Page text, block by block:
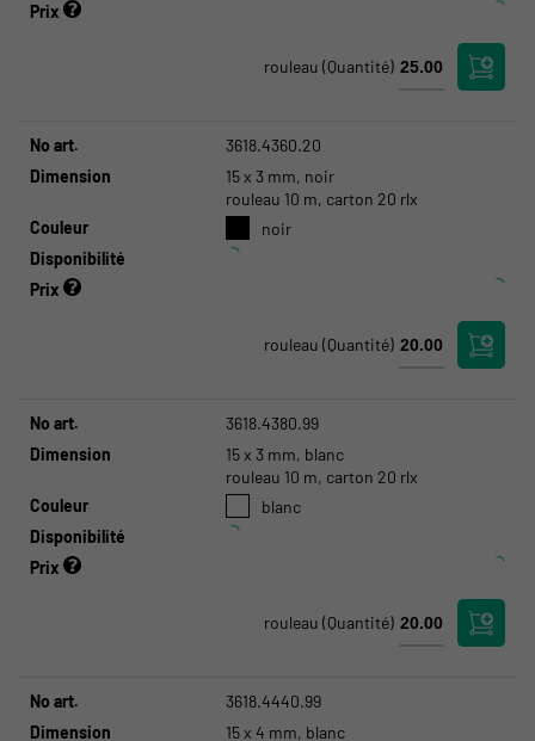
Prix
rouleau (Quantité)
No art.
3618.4360.20
Dimension
15 x 3 mm, noir
rouleau 10 m, carton 20 rlx
Couleur
noir
Disponibilité
Prix
rouleau (Quantité)
No art.
3618.4380.99
Dimension
15 x 3 mm, blanc
rouleau 10 m, carton 20 rlx
Couleur
blanc
Disponibilité
Prix
rouleau (Quantité)
No art.
3618.4440.99
Dimension
15 x 4 mm, blanc